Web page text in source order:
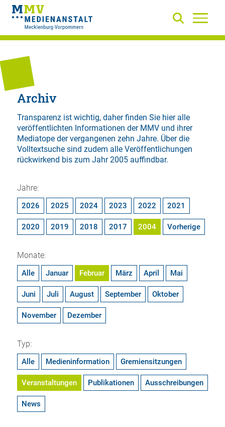
Archiv
Transparenz ist wichtig, daher finden Sie hier alle
veröffentlichten Informationen der MMV und ihrer
Mediatope der vergangenen zehn Jahre. Über die
Volltextsuchesind zudem alle Veröffentlichungen
rückwirkend bis zum Jahr 2005 auffindbar.
Jahre:
2026 2025 2024 2023 2022 2021
2020 2019 2018 2017 2004 Vorherige
Monate:
Alle Januar Februar März April Mai
Juni Juli August September Oktober
November Dezember
Typ:
Alle Medieninformation Gremiensitzungen
Veranstaltungen Publikationen Ausschreibungen
News